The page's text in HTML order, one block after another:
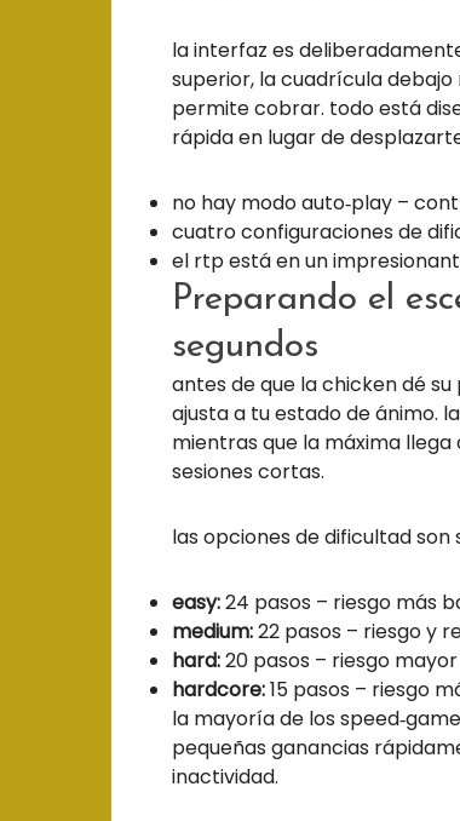
la interfaz es
superior, la cuadrícula
permite cobrar. todo está
rápida en lugar de
no hay modo auto‑play –
cuatro configuraciones de
el rtp está en un
Preparando el
segundos
antes de que la chicken dé
ajusta a tu estado de ánimo.
mientras que la máxima
sesiones cortas.
las opciones de dificultad son
easy:24 pasos – riesgo más
medium:22 pasos – riesgo y
hard:20 pasos – riesgo
hardcore:15 pasos – riesgo
la mayoría de los
pequeñas ganancias
inactividad.